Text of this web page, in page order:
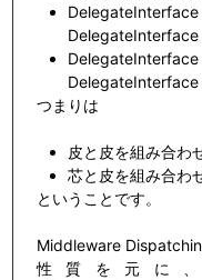
DelegateInterface
DelegateInterface
つまりは
皮と皮を組み合わ
芯と皮を組み合わ
ということです。
Middleware
性質を元に、